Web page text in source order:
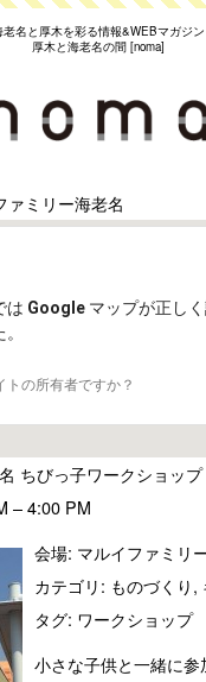
老名と厚木を彩る情報&WEBマガジン
厚木と海老名の間 [noma]
ァミリー海老名
は Google マップが正し
トの所有者ですか？
ちびっ子ワークショップ
–4:00 PM
会場: マルイファミリ
カテゴリ: ものづくり,
タグ: ワークショップ
小さな子供と一緒に